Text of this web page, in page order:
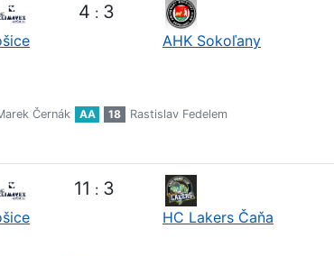
4 : 3
AHK Sokoľany
Černák AA 18 Rastislav Fedelem
11 : 3
HC Lakers Čaňa